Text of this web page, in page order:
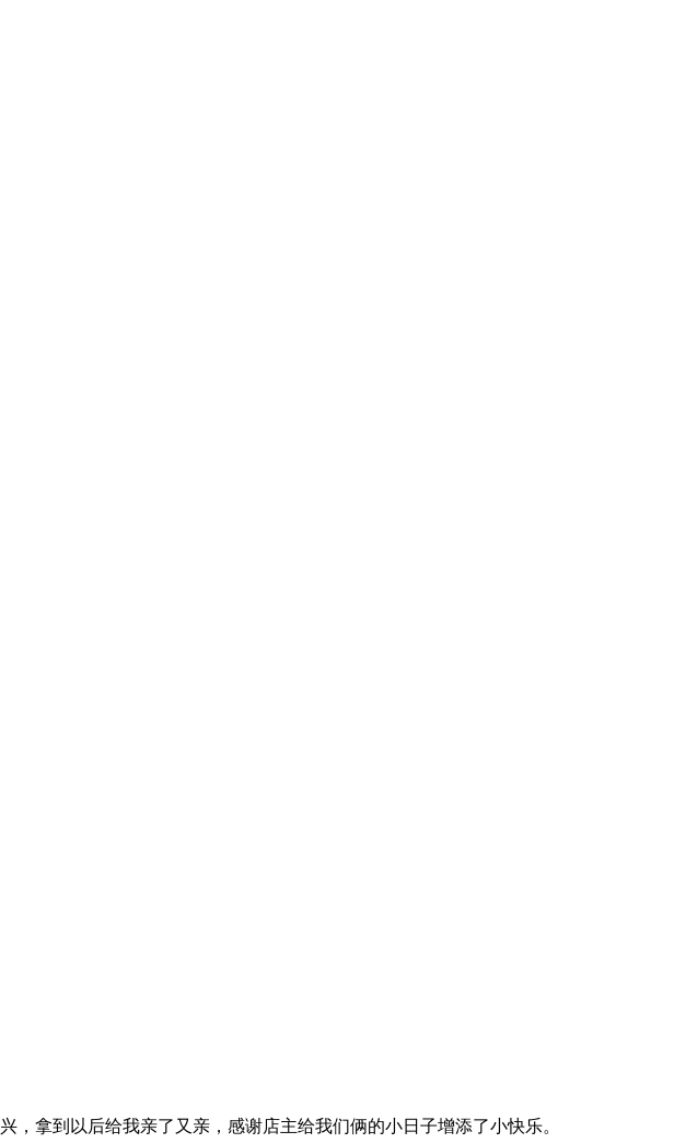
拿到以后给我亲了又亲，感谢店主给我们俩的小日子增添了小快乐。